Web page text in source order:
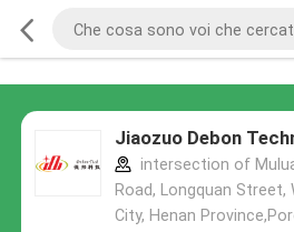
Jiaozuo Debon
intersection of
Road, Longquan
City, Henan